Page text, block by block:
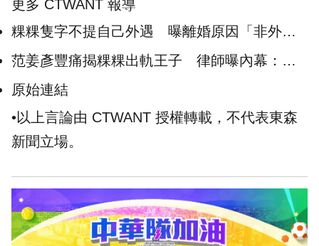
更多 CTWANT 報導
粿粿隻字不提自己外遇 曝離婚原因「非外力
介入、也沒有第三者」
范姜彥豐痛揭粿粿出軌王子 律師曝內幕：以
後就給證據說話
原始連結
•以上言論由 CTWANT 授權轉載，不代表東森
新聞立場。